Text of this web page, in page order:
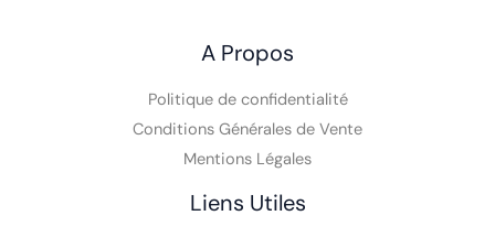
A Propos
Politique de confidentialité
Conditions Générales de Vente
Mentions Légales
Liens Utiles